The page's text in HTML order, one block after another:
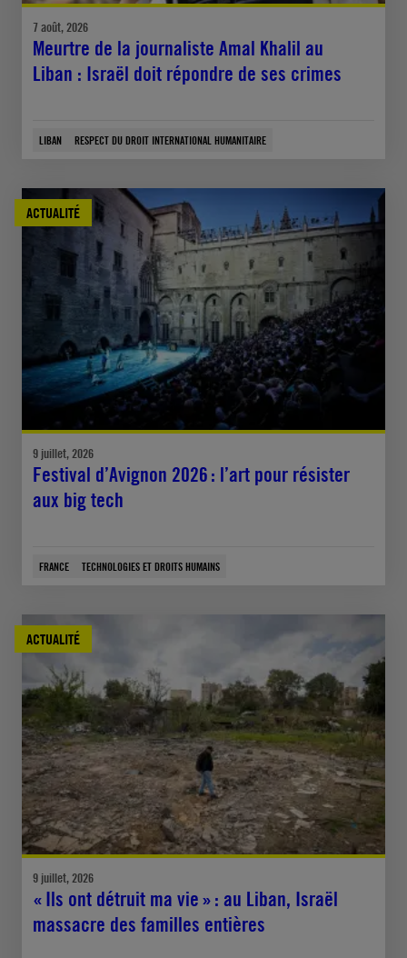
7 août, 2026
Meurtre de la journaliste Amal Khalil au
Liban : Israël doit répondre de ses crimes
LIBAN RESPECT DU DROIT INTERNATIONAL HUMANITAIRE
ACTUALITÉ
9 juillet, 2026
Festival d’Avignon 2026 : l’art pour résister
aux big tech
FRANCE TECHNOLOGIES ET DROITS HUMAINS
ACTUALITÉ
9 juillet, 2026
« Ils ont détruit ma vie » : au Liban, Israël
massacre des familles entières